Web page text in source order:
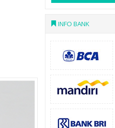
INFO BANK